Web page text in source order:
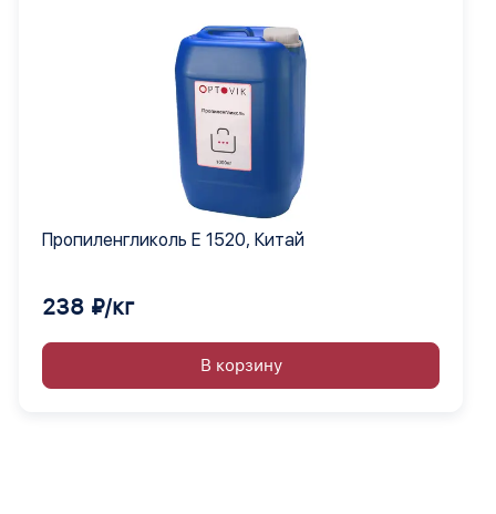
Пропиленгликоль Е 1520, Китай
238 ₽/кг
В корзину